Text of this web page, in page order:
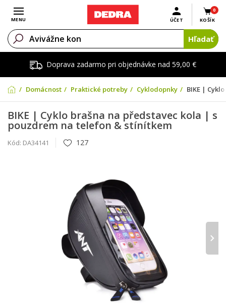
Doprava zadarmo pri objednávke nad 59,00 €
Otvoriť menu
MENU
0
KOŠÍK
ÚČET
Hľadať
Domácnosť Praktické potreby Cyklodopnky BIKE |
BIKE | Cyklo brašna na představec kola | s
pouzdrem na telefon & stínítkem
Kód: DA34141 127
›